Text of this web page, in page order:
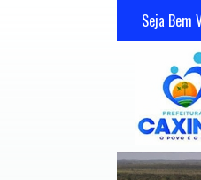
Seja Bem